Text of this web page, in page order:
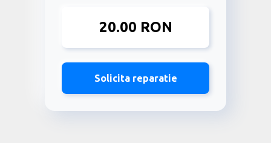
20.00 RON
Solicita reparatie